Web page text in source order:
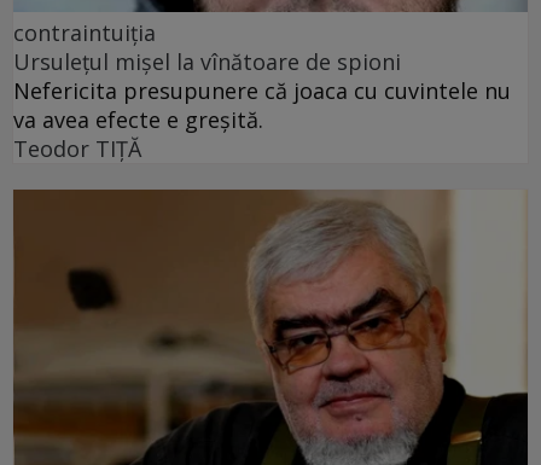
contraintuiția
Ursulețul mișel la vînătoare de spioni
Nefericita presupunere că joaca cu cuvintele nu
va avea efecte e greșită.
Teodor TIŢĂ